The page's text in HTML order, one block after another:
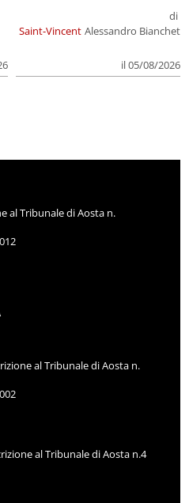
Saint-Vincent
di
Alessandro Bianchet
il 05/08/2026
al Tribunale di Aosta n.
al Tribunale di Aosta n.
al Tribunale di Aosta n.4